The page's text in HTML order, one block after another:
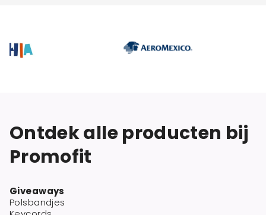
Ontdek alle producten bij
Promofit
Giveaways
Polsbandjes